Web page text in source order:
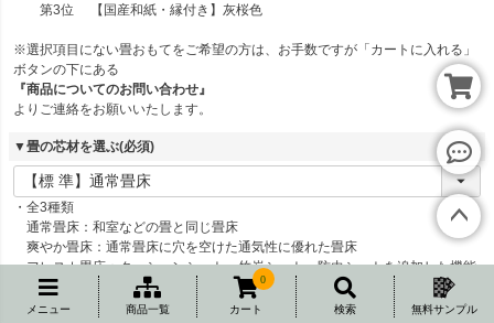
レビ
ュー
へ
ジト
ップ
メニュー 商品一覧
0
カート 検索 無料サンプル
第3位 【国産和紙・縁付き】灰桜色
※選択項目にない畳おもてをご希望の方は、お手数ですが「カートに入れる」
ボタンの下にある
『商品についてのお問い合わせ』
よりご連絡をお願いいたします。
▼畳の芯材を選ぶ(必須)
・全3種類
通常畳床：和室などの畳と同じ畳床
爽やか畳床：通常畳床に穴を空けた通気性に優れた畳床
フレスカ畳床：クッションシート・竹炭シート・防虫シートを追加した機能
性に優れた畳床